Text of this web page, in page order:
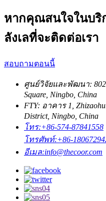
หากคุณสนใจในบริ
ลังเลที่จะติดต่อเรา
สอบถามตอนนี้
ศูนย์วิจัยและพัฒนา: 802
Square, Ningbo, China
FTY: อาคาร 1,
District, Ningbo, China
โทร:+86-574-87841558
โทรศัพท์:+86-
อีเมล:info@thecoor.com